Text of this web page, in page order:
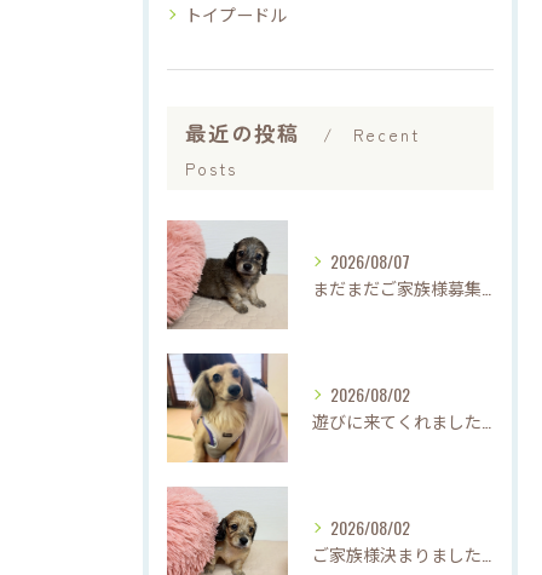
トイプードル
最近の投稿
Recent
Posts
2026/08/07
2026/08/02
2026/08/02